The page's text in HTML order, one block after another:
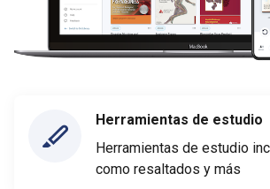
Herramientas de estudio
Herramientas de estudio
como resaltados y más